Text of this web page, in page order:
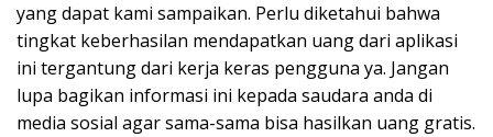
yang dapat kami sampaikan. Perlu diketahui bahwa
tingkat keberhasilan mendapatkan uang dari aplikasi
ini tergantung dari kerja keras pengguna ya. Jangan
lupa bagikan informasi ini kepada saudara anda di
media sosial agar sama-sama bisa hasilkan uang gratis.